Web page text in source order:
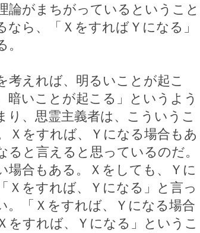
論がまちがっているということ
ら、「ＸをすればＹになる」
考えれば、明るいことが起こ
暗いことが起こる」というよう
、思霊主義者は、こういうこ
Ｘをすれば、Ｙになる場合もあ
と言えると思っているのだ。
場合もある。Ｘをしても、Ｙに
Ｘをすれば、Ｙになる」と言っ
。「Ｘをすれば、Ｙになる場合
をすれば、Ｙになる」というこ